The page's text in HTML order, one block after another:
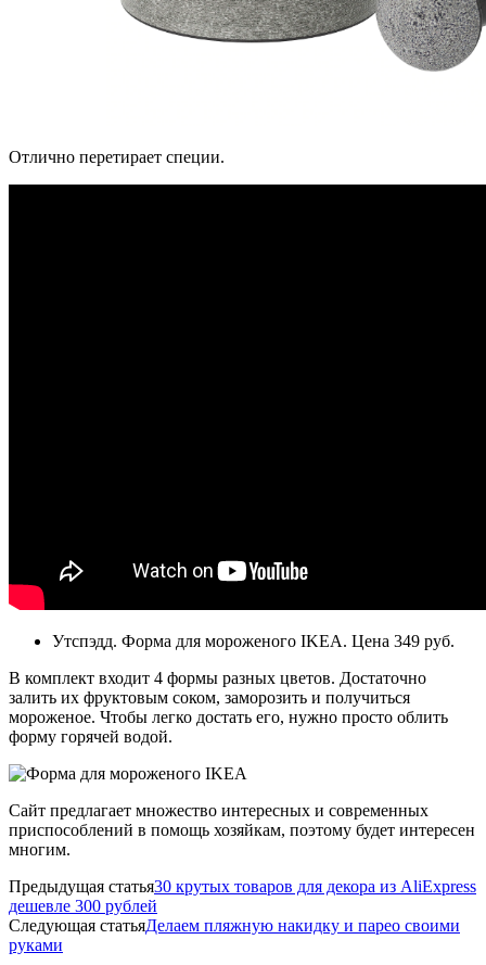
Отлично перетирает специи.
Утспэдд. Форма для мороженого IKEA. Цена 349 руб.
В комплект входит 4 формы разных цветов. Достаточно
залить их фруктовым соком, заморозить и получиться
мороженое. Чтобы легко достать его, нужно просто облить
форму горячей водой.
Сайт предлагает множество интересных и современных
приспособлений в помощь хозяйкам, поэтому будет интересен
многим.
Предыдущая статья30 крутых товаров для декора из AliExpress
дешевле 300 рублей
Следующая статьяДелаем пляжную накидку и парео своими
руками